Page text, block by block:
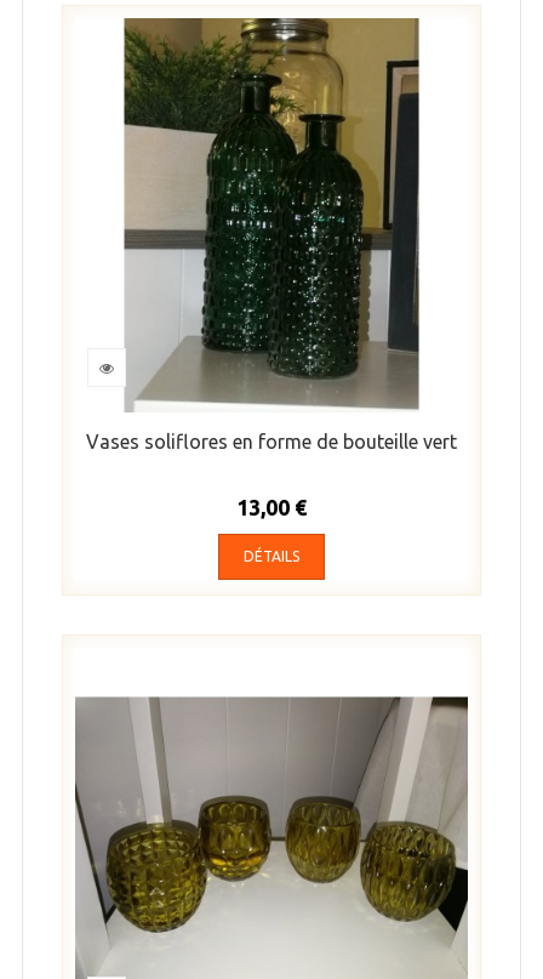
Vases soliflores en forme de bouteille vert
13,00 €
DÉTAILS